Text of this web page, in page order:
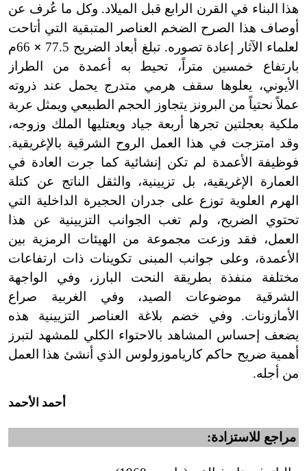
هذا البناء في القرن الرابع قبل الميلاد. وكل ما عُرف عن
أوصاف هذا الصرح الضخم العناصر المتبقية التي أتاحت
لعلماء الآثار إعادة تصوره. تبلغ أبعاد الضريح 77.5
×
66م
بارتفاع خمسين متراً، تحيط به أعمدة من الطراز
الأيوني، يعلوها سقف هرمي متدرج يحمل عند ذروته
عملاً نحتياً من البرونز يتجاوز الحجم الطبيعي ويمثل عربة
ملكية بعجلتين تجرها أربعة جياد ويعتليها الملك وزوجه،
وقد امتزجت في هذا العمل الروح الشرقية بالإغريقية.
فوظيفة الأعمدة لم تكن إنشائية كما جرت العادة في
العمارة الإغريقية، بل تزيينية، والثقل الناتج عن كتلة
الهرم العلوية توزع على جدران الحجيرة الداخلية التي
تحتوي الضريح، ولم تغب الجوانب التزيينية عن هذا
العمل، فقد وزعت مجموعة من الهيئات الرمزية بين
الأعمدة، وعلى جوانب المبنى تكوينات ذات ارتفاعات
مختلفة منفذة بطريقة النحت البارز، وفي الواجهة
الشرقية موضوعات الصيد، وفي الغربية صراع
الأمازونات. وفي خضم بلاغة العناصر التزيينية هذه
يضعف إحساس المشاهد بالاحتواء الكلي للمشهد لتبرز
أهمية ضريح حاكم كارياموزولوس الذي أنشئ هذا العمل
من أجله.
أحمد الأحمد
مراجع للاستزادة: